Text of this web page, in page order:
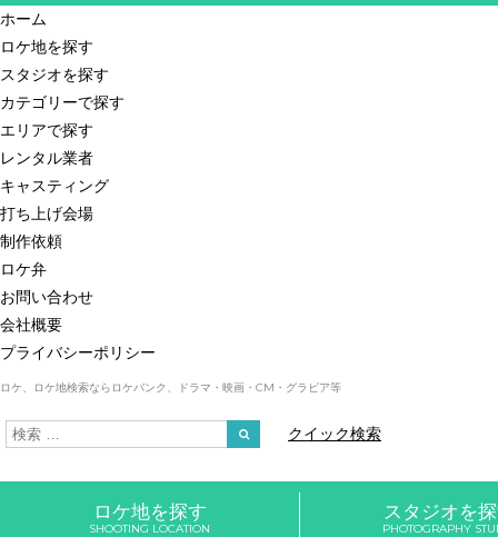
ホーム
ロケ地を探す
スタジオを探す
カテゴリーで探す
エリアで探す
レンタル業者
キャスティング
打ち上げ会場
制作依頼
ロケ弁
お問い合わせ
会社概要
プライバシーポリシー
ロケ、ロケ地検索ならロケバンク、ドラマ・映画・CM・グラビア等
クイック検索
ロケ地を探す
SHOOTING LOCATION
スタジオを
PHOTOGRAPHY